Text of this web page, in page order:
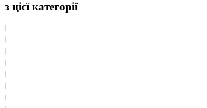
з цієї категорії